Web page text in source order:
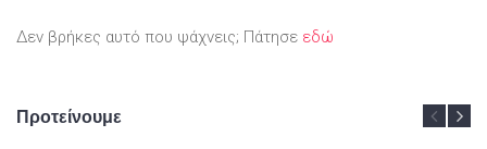
Δεν βρήκες αυτό που ψάχνεις; Πάτησε εδώ
Προτείνουμε